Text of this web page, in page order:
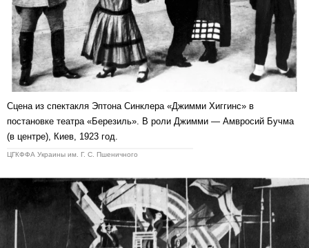
Сцена из спектакля Эптона Синклера «Джимми Хиггинс» в
постановке театра «Березиль». В роли Джимми — Амвросий Бучма
(в центре), Киев, 1923 год.
ЦГКФФА Украины им. Г. С. Пшеничного